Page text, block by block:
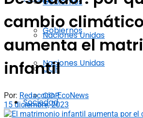
Naciones Unidas
COP
Sociedad
Gobiernos
Naciones Unidas
COP
cambio climático
aumenta el
infantil
Por: Redacción EcoNews
15 diciembre, 2023